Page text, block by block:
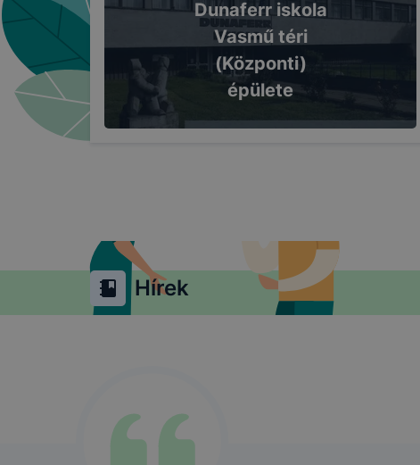
Dunaferr iskola
Vasmű téri
(Központi)
épülete
Hírek